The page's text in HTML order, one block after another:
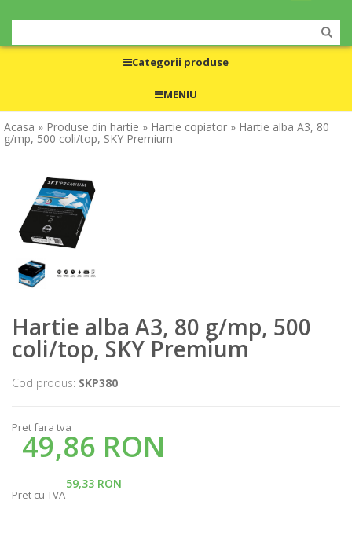
Categorii produse
MENIU
Acasa » Produse din hartie » Hartie copiator » Hartie alba A3, 80
g/mp, 500 coli/top, SKY Premium
Hartie alba A3, 80 g/mp, 500
coli/top, SKY Premium
Cod produs: SKP380
Pret fara tva
49,86 RON
59,33 RON
Pret cu TVA